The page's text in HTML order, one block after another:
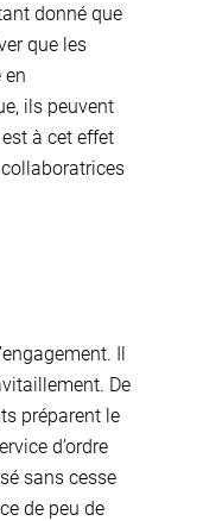
donné que
que les
en
ils peuvent
à cet effet
Il
De
préparent le
d’ordre
sans cesse
de peu de